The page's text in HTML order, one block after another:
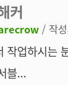
커
/ 작
작업하시는
블...